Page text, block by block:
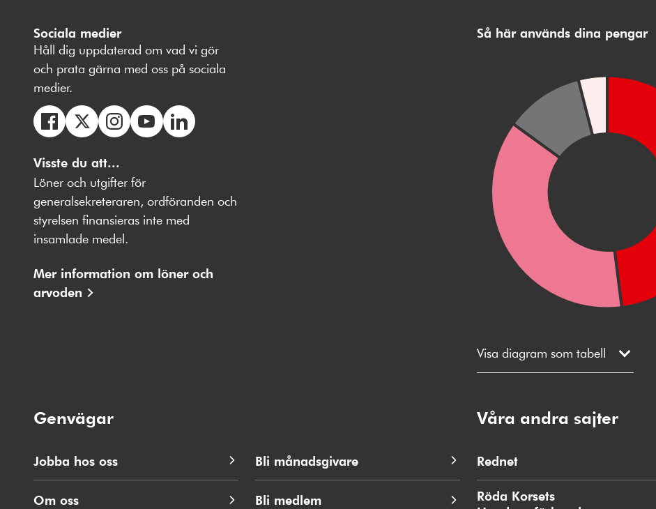
Sociala medier
Håll dig uppdaterad om vad vi gör
och prata gärna med oss på sociala
medier.
oss
på
Facebbok
oss
på
X
oss
på
Instagram
på
YoutubeLinkedIn
Visste du att...
Löner och utgifter för
generalsekreteraren, ordföranden och
styrelsen finansieras inte med
insamlade medel.
Mer information om löner och
arvoden
Så här används dina pengar
Visa diagram som tabell
Genvägar
Jobba hos oss
Om oss
Bli månadsgivare
Bli medlem
Våra andra sajter
Rednet
i
nytt
Röda Korsets